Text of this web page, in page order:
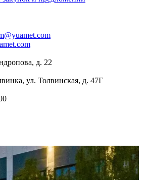
д. 22
ул. Толвинская, д. 47Г